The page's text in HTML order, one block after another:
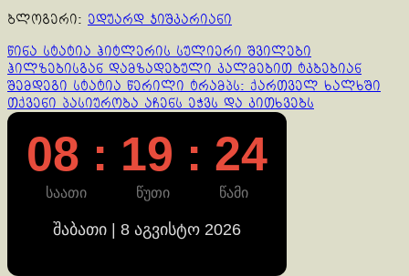
ბლოგერი: ედუარდ ჯიშკარიანი
Continue
Reading
წინა სტატია ჰიტლერის სულიერი შვილები
ჰილზებისგან დამზადებული კალმებით ტკბებიან
შემდეგი სტატია წერილი ტრამპს: ქართველ ხალხში
თქვენი პასიურობა აჩენს ეჭვს და კითხვებს
08 : 19 : 24
საათი წუთი წამი
შაბათი | 8 აგვისტო 2026